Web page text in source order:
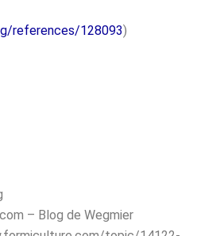
references/128093)
– Blog de Wegmier